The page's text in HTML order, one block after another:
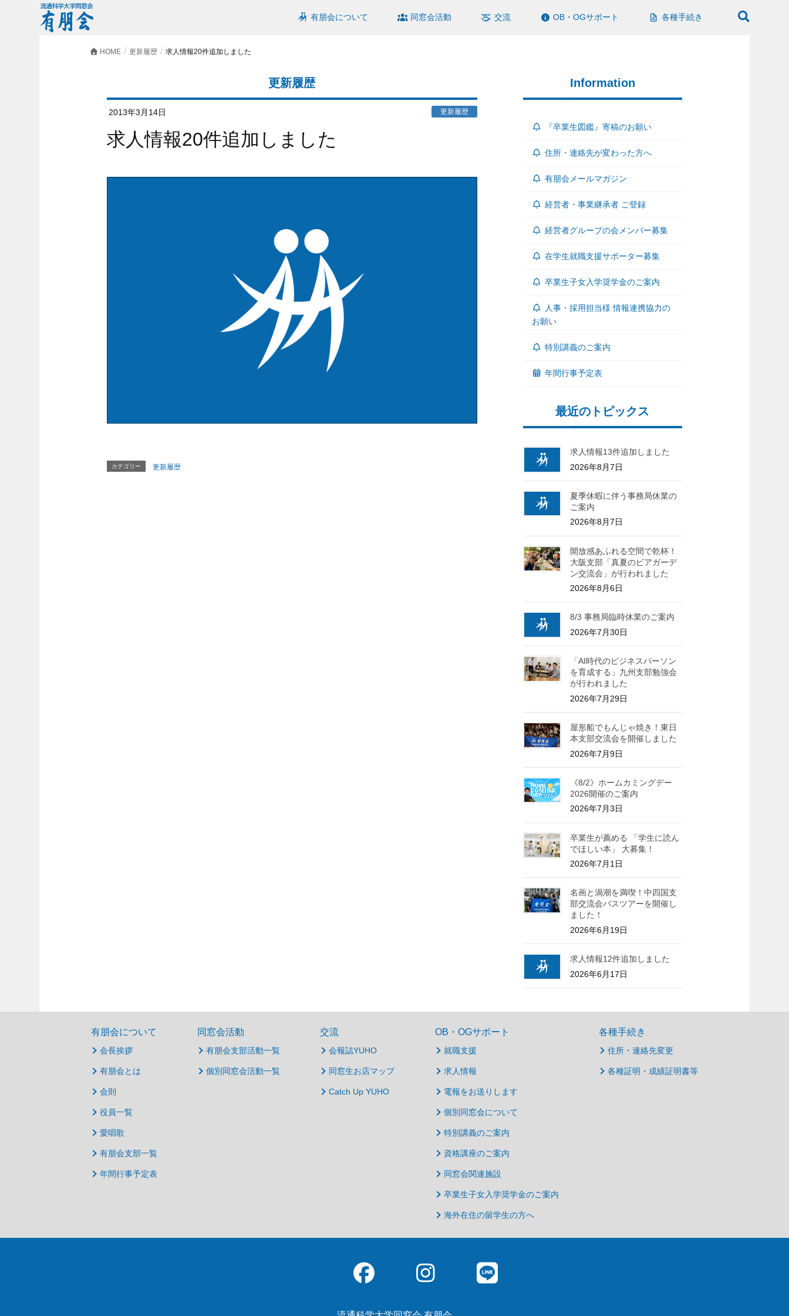
有朋会について 同窓会活動 交流 OB・OGサポート 各種手続き
HOME 更新履歴 求人情報20件追加しました
更新履歴
2013年3月14日 更新履歴
求人情報20件追加しました
カテゴリー 更新履歴
Information
『卒業生図鑑』寄稿のお願い
住所・連絡先が変わった方へ
有朋会メールマガジン
経営者・事業継承者 ご登録
経営者グループの会メンバー募集
在学生就職支援サポーター募集
卒業生子女入学奨学金のご案内
人事・採用担当様 情報連携協力の
お願い
特別講義のご案内
年間行事予定表
最近のトピックス
求人情報13件追加しました
2026年8月7日
夏季休暇に伴う事務局休業の
ご案内
2026年8月7日
開放感あふれる空間で乾杯！
大阪支部「真夏のビアガーデ
ン交流会」が行われました
2026年8月6日
8/3 事務局臨時休業のご案内
2026年7月30日
「AI時代のビジネスパーソン
を育成する」九州支部勉強会
が行われました
2026年7月29日
屋形船でもんじゃ焼き！東日
本支部交流会を開催しました
2026年7月9日
《8/2》ホームカミングデー
2026開催のご案内
2026年7月3日
卒業生が薦める 「学生に読ん
でほしい本」 大募集！
2026年7月1日
名画と渦潮を満喫！中四国支
部交流会バスツアーを開催し
ました！
2026年6月19日
求人情報12件追加しました
2026年6月17日
有朋会について
会長挨拶
有朋会とは
会則
役員一覧
愛唱歌
有朋会支部一覧
年間行事予定表
同窓会活動
有朋会支部活動一覧
個別同窓会活動一覧
交流
会報誌YUHO
同窓生お店マップ
Catch Up YUHO
OB・OGサポート
就職支援
求人情報
電報をお送りします
個別同窓会について
特別講義のご案内
資格講座のご案内
同窓会関連施設
卒業生子女入学奨学金のご案内
海外在住の留学生の方へ
各種手続き
住所・連絡先変更
各種証明・成績証明書等